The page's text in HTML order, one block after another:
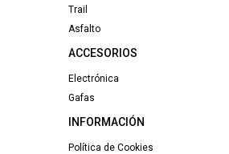
Trail
Asfalto
ACCESORIOS
Electrónica
Gafas
INFORMACIÓN
Política de Cookies